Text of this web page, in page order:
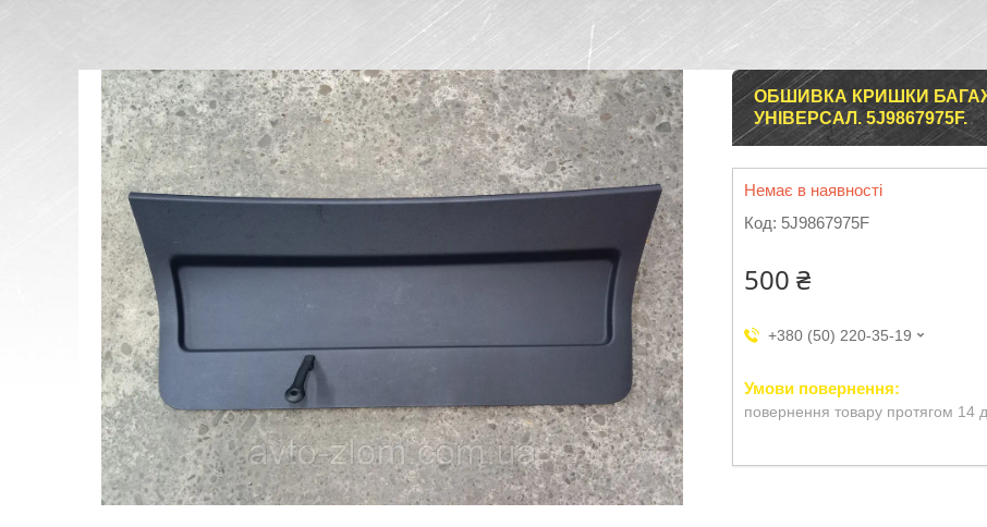
ОБШИВКА КРИШКИ
УНІВЕРСАЛ. 5J9867975F.
Немає в наявності
Код: 5J9867975F
500 ₴
+380 (50) 220-35-19
повернення товару протягом 14